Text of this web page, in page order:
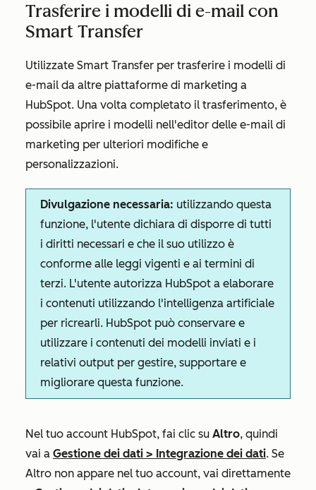
Trasferire i modelli di e-mail con
Smart Transfer
Utilizzate Smart Transfer per trasferire i modelli di
e-mail da altre piattaforme di marketing a
HubSpot. Una volta completato il trasferimento, è
possibile aprire i modelli nell'editor delle e-mail di
marketing per ulteriori modifiche e
personalizzazioni.
Divulgazione necessaria: utilizzando questa
funzione, l'utente dichiara di disporre di tutti
i diritti necessari e che il suo utilizzo è
conforme alle leggi vigenti e ai termini di
terzi. L'utente autorizza HubSpot a elaborare
i contenuti utilizzando l'intelligenza artificiale
per ricrearli. HubSpot può conservare e
utilizzare i contenuti dei modelli inviati e i
relativi output per gestire, supportare e
migliorare questa funzione.
Nel tuo account HubSpot, fai clic su Altro, quindi
vai a Gestione dei dati > Integrazione dei dati. Se
Altro non appare nel tuo account, vai direttamente